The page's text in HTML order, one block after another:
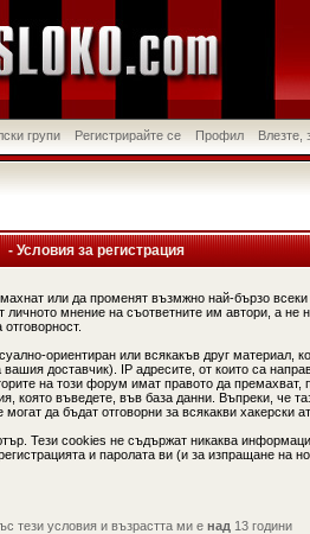
групи Регистрирайте се Профил Влезте,
- Условия за регистрация
или да променят възмжно най-бързо
мнение на съответните им автори, а не
ориентиран или всякакъв друг материал,
доставчик). IP адресите, от които са
на този форум имат правото да
която въведете, във база данни. Въпреки, че
да бъдат отговорни за всякакви хакерски
Тези cookies не съдържат никаква
и паролата ви (и за изпращане на
тези условия и възрастта ми е над 13 години